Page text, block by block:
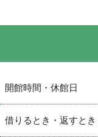
開館時間・休館日
借りるとき・返すとき